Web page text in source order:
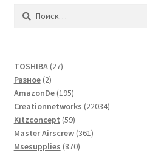
Найти:
TOSHIBA 2727
Разное 22
товара
AmazonDe 195195
товаров
Creationnetworks 2203422034
Kitzconcept 5959
товаров
Master Airscrew 361361
Msesupplies 870870